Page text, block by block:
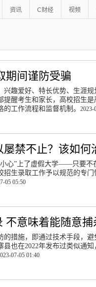
资讯 C财经 视频
期间谨防受骗
趣爱好、特长优势、生涯规
醒考生和家长，高校招生
工作流程和监督机制。 2023-
禁不止？该如何
心”上了虚假大学——只要不
生录取工作予以规范的专
05 05:50
不意味着能随意捕
措施，即通过技术手段，
也在2022年发布过类似通
07-05 01:40